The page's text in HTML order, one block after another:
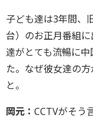
子ども達は3年間、
台）のお正月番組
達がとても流暢に
た。なぜ彼女達の
と。
岡元： CCTVがそう